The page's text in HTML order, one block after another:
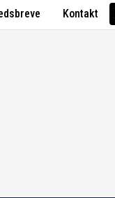
Kontakt